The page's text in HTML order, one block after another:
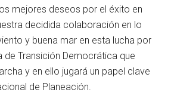
mejores deseos por el éxito en
decidida colaboración en lo
y buena mar en esta lucha por
de Transición Democrática que
y en ello jugará un papel clave
de Planeación.